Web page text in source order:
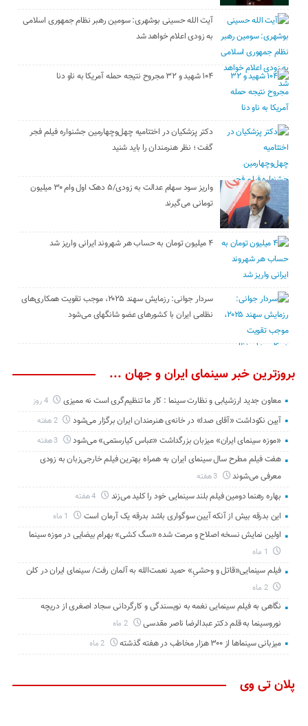
آیت الله حسینی بوشهری: سومین رهبر نظام جمهوری اسلامی
به زودی اعلام خواهد شد
۱۰۴ شهید و ۳۲ مجروح نتیجه حمله آمریکا به ناو دنا
دکتر پزشکیان در اختتامیه چهل‌وچهارمین جشنواره فیلم فجر
گفت ؛ نظر هنرمندان را باید شنید
واریز سود سهام عدالت به زودی/۵ دهک اول وام ۳۰ میلیون
تومانی می‌گیرند
۴ میلیون تومان به حساب هر شهروند ایرانی واریز شد
سردار جوانی: رزمایش سهند ۲۰۲۵، موجب تقویت همکاری‌های
نظامی ایران با کشور‌های عضو شانگهای می‌شود
بروزترین خبر سینمای ایران و جهان ...
معاون جدید ارزشیابی و نظارت سینما : کار ما تنظیم‌گری است نه ممیزی 4 روز
آیین نکوداشت «آقای صدا» در خانه‌ی هنرمندان ایران برگزار می‌شود 2 هفته
«موزه سینمای ایران» میزبان بزرگداشت «عباس کیارستمی» می‌شود 3 هفته
هفت فیلم مطرح سال سینمای ایران به همراه بهترین فیلم خارجی‌زبان به زودی
معرفی می‌شوند
3 هفته
بهاره رهنما دومین فیلم بلند سینمایی خود را کلید می‌زند
این بدرقه بیش از آنکه آیین سوگواری باشد بدرقه یک آرمان است
اولین نمایش نسخه اصلاح و مرمت شده «سگ کشی» بهرام بیضایی در موزه سینما
فیلم سینمایی«قاتل و وحشیِ» حمید نعمت‌الله به آلمان رفت/ سینمای ایران در کلن
2 ماه
نگاهی به فیلم سینمایی نغمه به نویسندگی و کارگردانی سجاد اصغری از دریچه
نوروسینما به قلم دکتر عبدالرضا ناصر مقدسی
2 ماه
میزبانی سینماها از ۳۰۰ هزار مخاطب در هفته گذشته 2 ماه
پلان تی وی